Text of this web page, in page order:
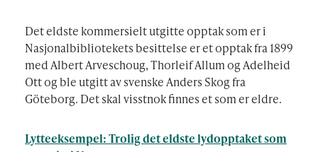
Det eldste kommersielt utgitte opptak som er i
Nasjonalbibliotekets besittelse er et opptak fra 1899
med Albert Arveschoug, Thorleif Allum og Adelheid
Ott og ble utgitt av svenske Anders Skog fra
Göteborg. Det skal visstnok finnes et som er eldre.
Lytteeksempel: Trolig det eldste lydopptaket som